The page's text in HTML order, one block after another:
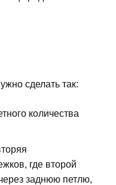
сделать так:
количества
где второй
заднюю петлю,